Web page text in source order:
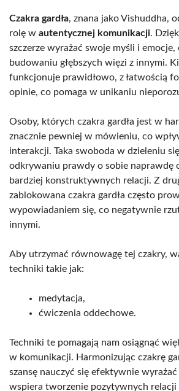
Czakra gardła, znana jako Vishuddha,
rolę w autentycznej komunikacji.
szczerze wyrażać swoje myśli i emocje,
budowaniu głębszych więzi z innymi.
funkcjonuje prawidłowo, z łatwością
opinie, co pomaga w unikaniu
Osoby, których czakra gardła jest w
znacznie pewniej w mówieniu, co
interakcji. Taka swoboda w dzieleniu
odkrywaniu prawdy o sobie naprawdę
bardziej konstruktywnych relacji. Z
zablokowana czakra gardła często
wypowiadaniem się, co negatywnie
innymi.
Aby utrzymać równowagę tej czakry,
techniki takie jak:
medytacja,
ćwiczenia oddechowe.
Techniki te pomagają nam osiągnąć
w komunikacji. Harmonizując czakrę
szansę nauczyć się efektywnie
wspiera tworzenie pozytywnych relacji